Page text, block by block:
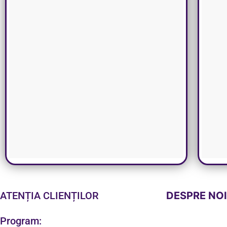
ATENȚIA CLIENȚILOR
Program:
DESPRE NOI